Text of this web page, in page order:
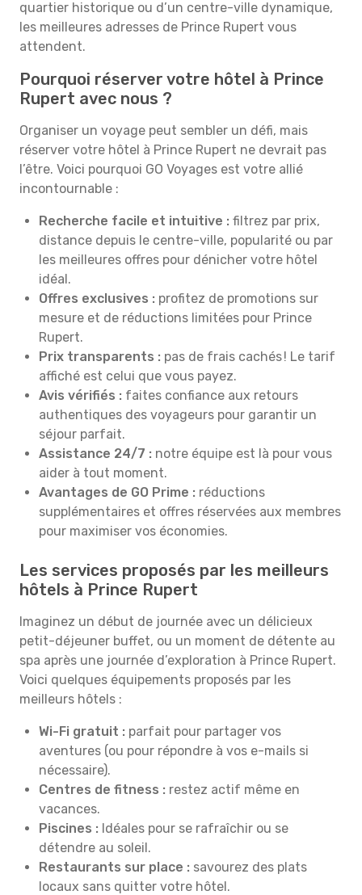
quartier historique ou d’un centre-ville dynamique,
les meilleures adresses de Prince Rupert vous
attendent.
Pourquoi réserver votre hôtel à Prince
Rupert avec nous ?
Organiser un voyage peut sembler un défi, mais
réserver votre hôtel à Prince Rupert ne devrait pas
l’être. Voici pourquoi GO Voyages est votre allié
incontournable :
Recherche facile et intuitive : filtrez par prix,
distance depuis le centre-ville, popularité ou par
les meilleures offres pour dénicher votre hôtel
idéal.
Offres exclusives : profitez de promotions sur
mesure et de réductions limitées pour Prince
Rupert.
Prix transparents : pas de frais cachés ! Le tarif
affiché est celui que vous payez.
Avis vérifiés : faites confiance aux retours
authentiques des voyageurs pour garantir un
séjour parfait.
Assistance 24/7 : notre équipe est là pour vous
aider à tout moment.
Avantages de GO Prime : réductions
supplémentaires et offres réservées aux membres
pour maximiser vos économies.
Les services proposés par les meilleurs
hôtels à Prince Rupert
Imaginez un début de journée avec un délicieux
petit-déjeuner buffet, ou un moment de détente au
spa après une journée d’exploration à Prince Rupert.
Voici quelques équipements proposés par les
meilleurs hôtels :
Wi-Fi gratuit : parfait pour partager vos
aventures (ou pour répondre à vos e-mails si
nécessaire).
Centres de fitness : restez actif même en
vacances.
Piscines : Idéales pour se rafraîchir ou se
détendre au soleil.
Restaurants sur place : savourez des plats
locaux sans quitter votre hôtel.